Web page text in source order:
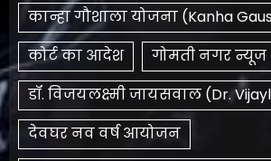
कान्हा गौशाला योजना (Kanha
कोर्ट का आदेश
गोमती नगर न्यूज
डॉ. विजयलक्ष्मी जायसवाल (Dr.
देवघर नव वर्ष आयोजन